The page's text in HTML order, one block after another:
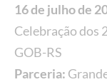
16 de julho de
Celebração dos
GOB-RS
Parceria: